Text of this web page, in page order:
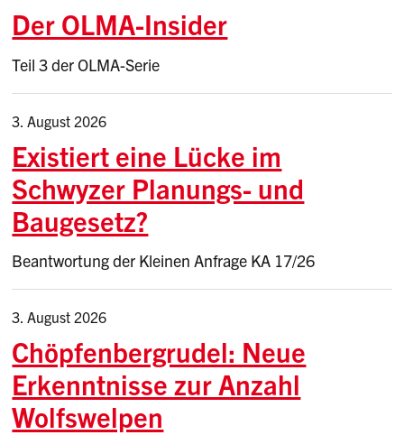
Der OLMA-Insider
Teil 3 der OLMA-Serie
Existiert eine Lücke im
Schwyzer Planungs- und
Baugesetz?
3. August 2026
Beantwortung der Kleinen Anfrage KA 17/26
Chöpfenbergrudel: Neue
Erkenntnisse zur Anzahl
Wolfswelpen
3. August 2026